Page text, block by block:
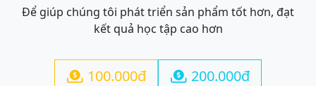
Để giúp chúng tôi phát triển sản phẩm tốt hơn, đạt
kết quả học tập cao hơn
 100.000đ  200.000đ